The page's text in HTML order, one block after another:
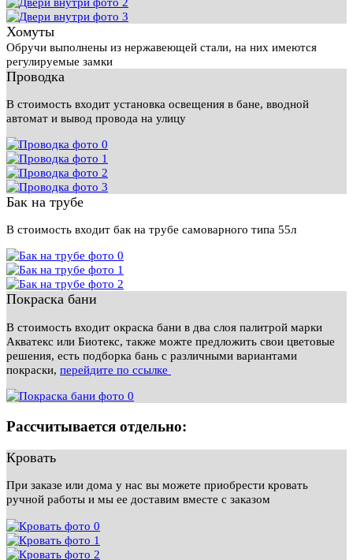
Хомуты
Обручи выполнены из нержавеющей стали, на них имеются
регулируемые замки
Проводка
В стоимость входит установка освещения в бане, вводной
автомат и вывод провода на улицу
Бак на трубе
В стоимость входит бак на трубе самоварного типа 55л
Покраска бани
В стоимость входит окраска бани в два слоя палитрой марки
Акватекс или Биотекс, также можте предложить свои цветовые
решения, есть подборка бань с различными вариантами
покраски, перейдите по ссылке
Рассчитывается отдельно:
Кровать
При заказе или дома у нас вы можете приобрести кровать
ручной работы и мы ее доставим вместе с заказом